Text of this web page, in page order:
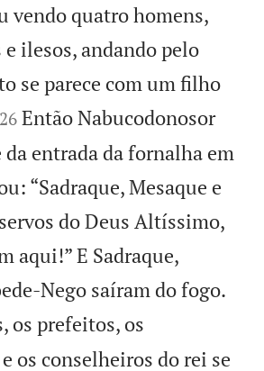
vendo quatro homens,
e ilesos, andando pelo
se parece com um filho


26 Então Nabucodonosor
entrada da fornalha em
“Sadraque, Mesaque e
do Deus Altíssimo,
aqui!” E Sadraque,
Nego saíram do fogo.
os prefeitos, os
os conselheiros do rei se